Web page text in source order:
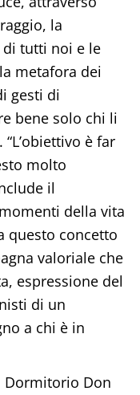
la
tutti noi e le
metafora dei
gesti di
bene solo chi li
è far
molto
il
della vita
questo concetto
valoriale che
espressione del
di un
a chi è in
Dormitorio Don